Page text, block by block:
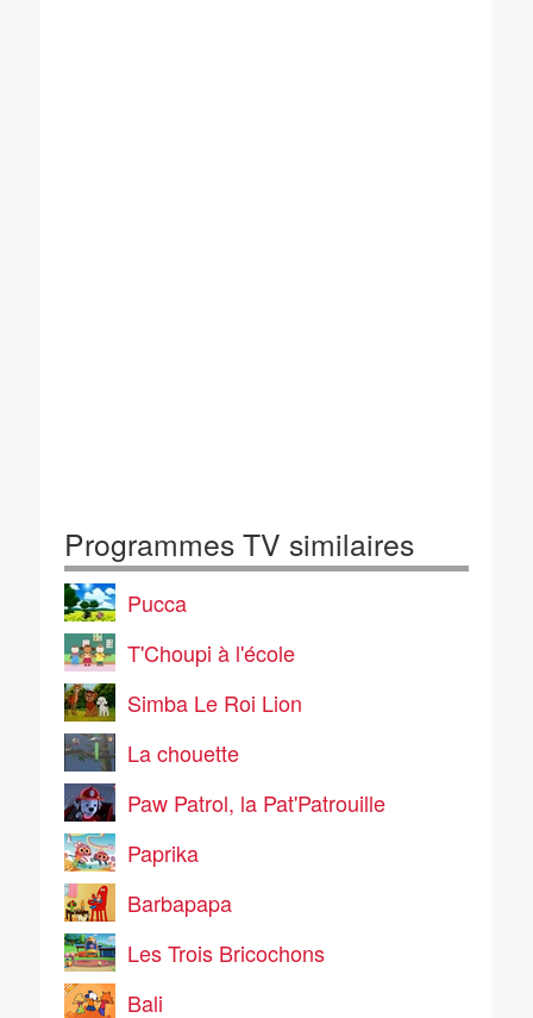
Programmes TV similaires
Pucca
T'Choupi à l'école
Simba Le Roi Lion
La chouette
Paw Patrol, la Pat'Patrouille
Paprika
Barbapapa
Les Trois Bricochons
Bali